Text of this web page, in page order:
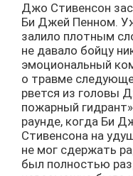
Джо Стивенсон
Би Джей Пенном.
залило плотным
не давало бойцу
эмоциональный
о травме
рвется из головы
пожарный
раунде, когда Би
Стивенсона на
не мог сдержать
был полностью